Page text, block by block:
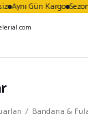
Aynı Gün Kargo
Bandana &